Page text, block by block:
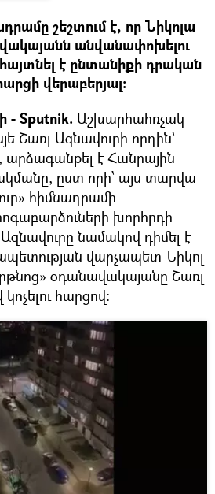
շեշտում է, որ Նիկոլա
անվանափոխելու
հայտնել է ընտանիքի դրական
վերաբերյալ:
- Sputnik. Աշխարհահռչակ
Շառլ Ազնավուրի որդին՝
արձագանքել է Հանրային
ըստ որի՝ այս տարվա
հիմնադրամի
խորհրդի
նամակով դիմել է
վարչապետ Նիկոլ
օդանավակայանը Շառլ
հարցով։